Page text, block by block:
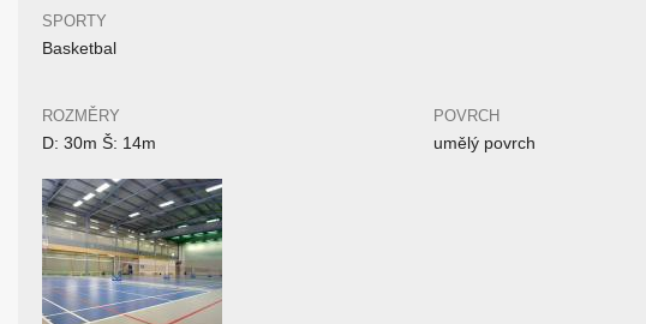
SPORTY
Basketbal
ROZMĚRY
D: 30m Š: 14m
POVRCH
umělý povrch